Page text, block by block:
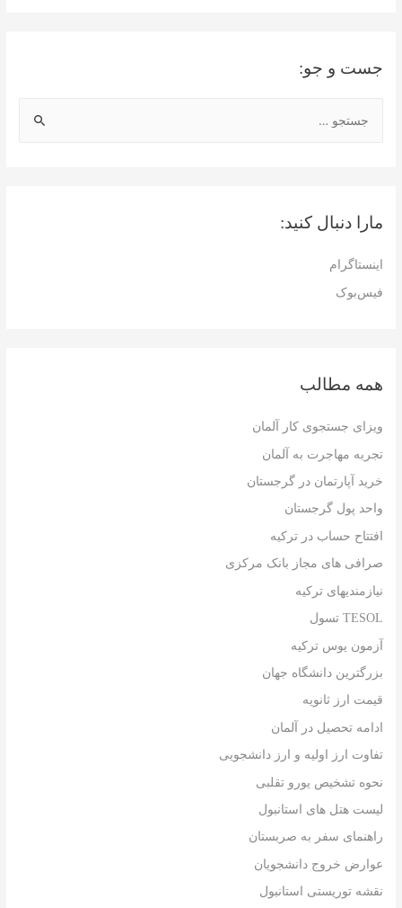
جست و جو:
بمارا دنبال کنید:
اینستاگرام
فیس‌بوک
همه مطالب
ویزای جستجوی کار آلمان
تجربه مهاجرت به آلمان
خرید آپارتمان در گرجستان
واحد پول گرجستان
افتتاح حساب در ترکیه
صرافی های مجاز بانک مرکزی
نیازمندیهای ترکیه
TESOL تسول
آزمون یوس ترکیه
بزرگترین دانشگاه جهان
قیمت ارز ثانویه
ادامه تحصیل در آلمان
تفاوت ارز اولیه و ارز دانشجویی
نحوه تشخیص یورو تقلبی
لیست هتل های استانبول
راهنمای سفر به صربستان
عوارض خروج دانشجویان
نقشه توریستی استانبول